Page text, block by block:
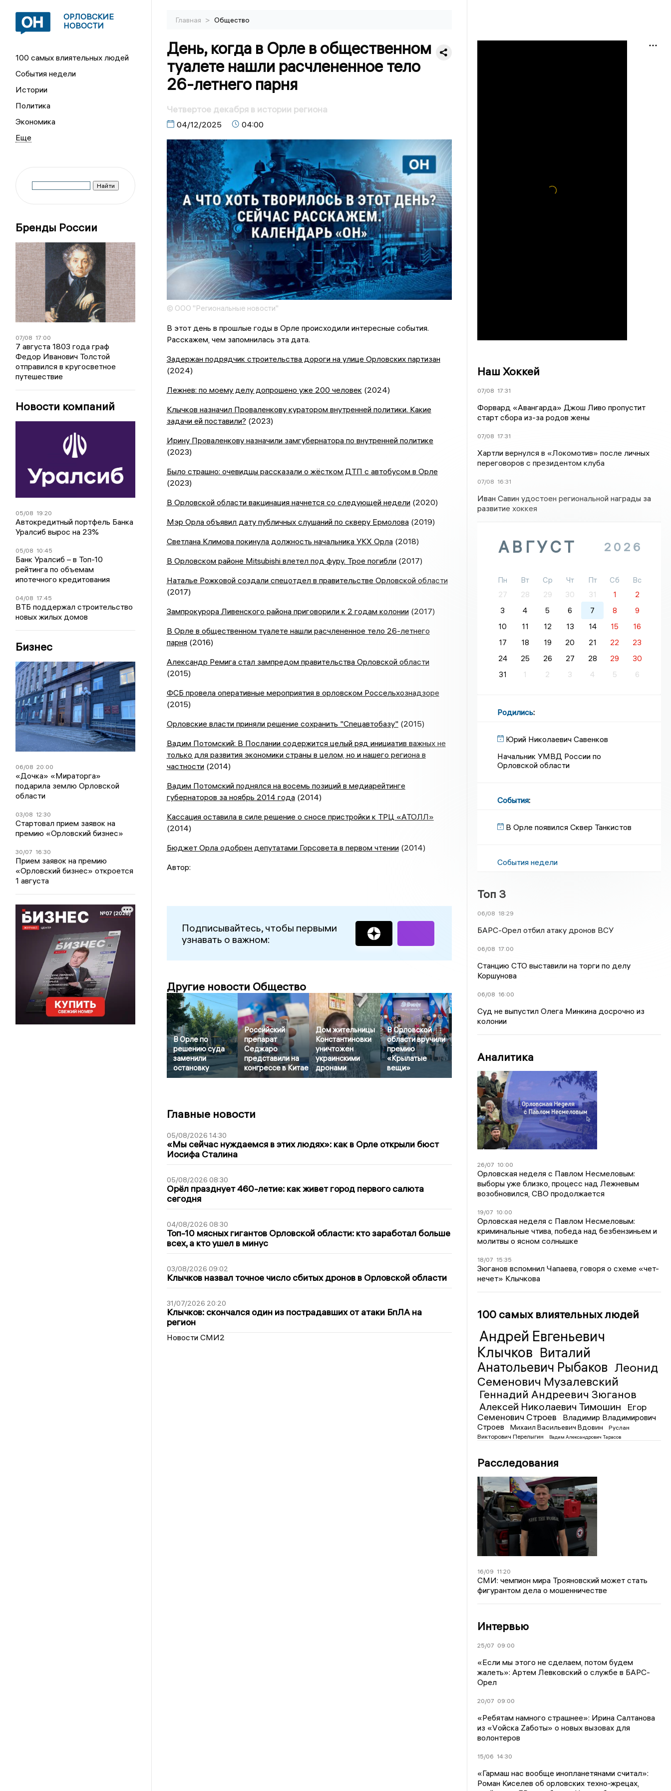
ОРЛОВСКИЕ
НОВОСТИ
100 самых влиятельных людей
События недели
Истории
Политика
Экономика
Бренды России
07/08 17:00
7 августа 1803 года граф
Федор Иванович Толстой
отправился в кругосветное
путешествие
Новости компаний
05/08 19:20
Автокредитный портфель Банка
Уралсиб вырос на 23%
05/08 10:45
Банк Уралсиб – в Топ-10
рейтинга по объемам
ипотечного кредитования
04/08 17:45
ВТБ поддержал строительство
новых жилых домов
Бизнес
06/08 20:00
«Дочка» «Мираторга»
подарила землю Орловской
области
03/08 12:30
Стартовал прием заявок на
премию «Орловский бизнес»
30/07 16:30
Прием заявок на премию
«Орловский бизнес» откроется
1 августа
Главная > Общество
День, когда в Орле в общественном
туалете нашли расчлененное тело
26-летнего парня
Четвертое декабря в истории региона
04/12/2025 04:00
© ООО "Региональные новости"
В этот день в прошлые годы в Орле происходили интересные события.
Расскажем, чем запомнилась эта дата.
Задержан подрядчик строительства дороги на улице Орловских партизан
(2024)
Лежнев: по моему делу допрошено уже 200 человек (2024)
Клычков назначил Проваленкову куратором внутренней политики. Какие
задачи ей поставили? (2023)
Ирину Проваленкову назначили замгубернатора по внутренней политике
(2023)
Было страшно: очевидцы рассказали о жёстком ДТП с автобусом в Орле
(2023)
В Орловской области вакцинация начнется со следующей недели(2020)
Мэр Орла объявил дату публичных слушаний по скверу Ермолова(2019)
Светлана Климова покинула должность начальника УКХ Орла(2018)
В Орловском районе Mitsubishi влетел под фуру. Трое погибли(2017)
Наталье Рожковой создали спецотдел в правительстве Орловской области
(2017)
Зампрокурора Ливенского района приговорили к 2 годам колонии(2017)
В Орле в общественном туалете нашли расчлененное тело 26-летнего
парня(2016)
Александр Ремига стал зампредом правительства Орловской области
(2015)
ФСБ провела оперативные мероприятия в орловском Россельхознадзоре
(2015)
Орловские власти приняли решение сохранить "Спецавтобазу"(2015)
Вадим Потомский: В Послании содержится целый ряд инициатив важных не
только для развития экономики страны в целом, но и нашего региона в
частности(2014)
Вадим Потомский поднялся на восемь позиций в медиарейтинге
губернаторов за ноябрь 2014 года(2014)
Кассация оставила в силе решение о сносе пристройки к ТРЦ «АТОЛЛ»
(2014)
Бюджет Орла одобрен депутатами Горсовета в первом чтении(2014)
Автор:
Подписывайтесь, чтобы первыми
узнавать о важном:
Другие новости Общество
В Орле по
решению суда
заменили
остановку
Российский
препарат
Седжаро
представили на
конгрессе в Китае
Дом жительницы
Константиновки
уничтожен
украинскими
дронами
В Орловской
области вручили
премию
«Крылатые
вещи»
Главные новости
05/08/2026 14:30
«Мы сейчас нуждаемся в этих людях»: как в Орле открыли бюст
Иосифа Сталина
05/08/2026 08:30
Орёл празднует 460-летие: как живет город первого салюта
сегодня
04/08/2026 08:30
Топ-10 мясных гигантов Орловской области: кто заработал больше
всех, а кто ушел в минус
03/08/2026 09:02
Клычков назвал точное число сбитых дронов в Орловской области
31/07/2026 20:20
Клычков: скончался один из пострадавших от атаки БпЛА на
регион
Новости СМИ2
Наш Хоккей
07/08 17:31
Форвард «Авангарда» Джош Ливо пропустит
старт сбора из-за родов жены
07/08 17:31
Хартли вернулся в «Локомотив» после личных
переговоров с президентом клуба
07/08 16:31
Иван Савин удостоен региональной награды за
развитие хоккея
АВГУСТ 2026
Пн Вт Ср Чт Пт Сб
Вс
27
28 29 30 31 1
2
3
4 5 6 7 8
9
10
11 12 13 14 15
16
17
18 19 20 21 22
23
24
25 26 27 28 29
30
31
1 2 3 4 5 6
Родились:
Юрий Николаевич Савенков
Начальник УМВД России по
Орловской области
События:
В Орле появился Сквер Танкистов
События недели
Топ 3
06/08 18:29
БАРС-Орел отбил атаку дронов ВСУ
06/08 17:00
Станцию СТО выставили на торги по делу
Коршунова
06/08 16:00
Суд не выпустил Олега Минкина досрочно из
колонии
Аналитика
26/07 10:00
Орловская неделя с Павлом Несмеловым:
выборы уже близко, процесс над Лежневым
возобновился, СВО продолжается
19/07 10:00
Орловская неделя с Павлом Несмеловым:
криминальные чтива, победа над безбензиньем и
молитвы о ясном солнышке
18/07 15:35
Зюганов вспомнил Чапаева, говоря о схеме «чет-
нечет» Клычкова
100 самых влиятельных людей
Андрей Евгеньевич
Клычков Виталий
Анатольевич Рыбаков Леонид
Семенович Музалевский
Геннадий Андреевич Зюганов
Алексей Николаевич Тимошин
Егор
Семенович Строев
Владимир Владимирович
Строев
Михаил Васильевич Вдовин
Руслан
Викторович Перелыгин
Вадим Александрович Тарасов
Расследования
16/09 11:20
СМИ: чемпион мира Трояновский может стать
фигурантом дела о мошенничестве
Интервью
25/07 09:00
«Если мы этого не сделаем, потом будем
жалеть»: Артем Левковский о службе в БАРС-
Орел
20/07 09:00
«Ребятам намного страшнее»: Ирина Салтанова
из «Vойска Zаботы» о новых вызовах для
волонтеров
15/06 14:30
«Гармаш нас вообще инопланетянами считал»:
Роман Киселев об орловских техно-жрецах,